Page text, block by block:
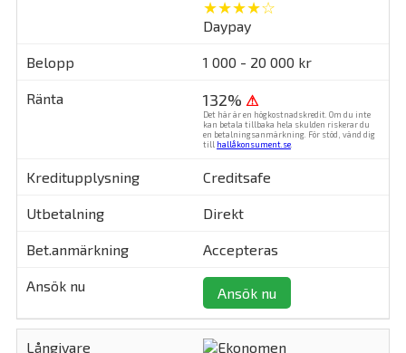
★★★★☆
Daypay
1 000 - 20 000 kr
132% ⚠
Det här är en högkostnadskredit. Om du inte
kan betala tillbaka hela skulden riskerar du
en betalningsanmärkning. För stöd, vänd dig
till hallåkonsument.se
Creditsafe
Direkt
Accepteras
Ansök nu